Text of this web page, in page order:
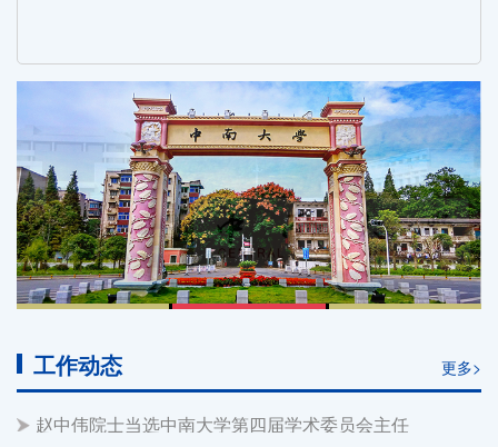
工作动态 更多>
赵中伟院士当选中南大学第四届学术委员会主任